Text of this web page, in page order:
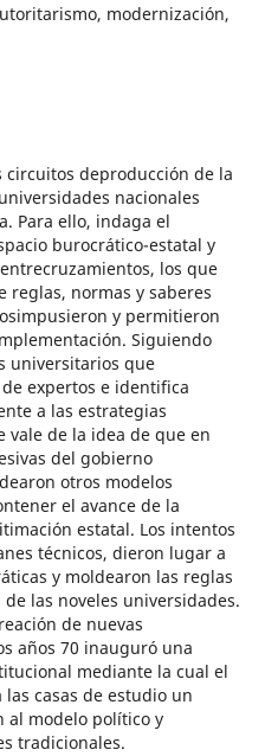
modernización,
deproducción de la
nacionales
Para ello, indaga el
burocrático-estatal y
los que
normas y saberes
y permitieron
Siguiendo
universitarios que
expertos e identifica
a las estrategias
vale de la idea de que en
del gobierno
otros modelos
el avance de la
estatal. Los intentos
técnicos, dieron lugar a
y moldearon las reglas
las noveles universidades.
de nuevas
años 70 inauguró una
mediante la cual el
casas de estudio un
al modelo político y
tradicionales.